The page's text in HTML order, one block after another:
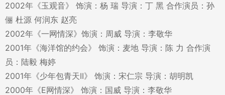
2002年《玉观音》 饰演：杨 瑞 导演：丁 黑 合作演员：孙
俪 杜源 何润东 赵亮
2002年《一网情深》饰演：周威 导演：李敬华
2001年《海洋馆的约会》 饰演：麦地 导演：陈 力 合作演
员：陆毅 梅婷
2001年《少年包青天II》 饰演：宋仁宗 导演：胡明凯
2000年《E网情深》 饰演：国威 导演：李敬华